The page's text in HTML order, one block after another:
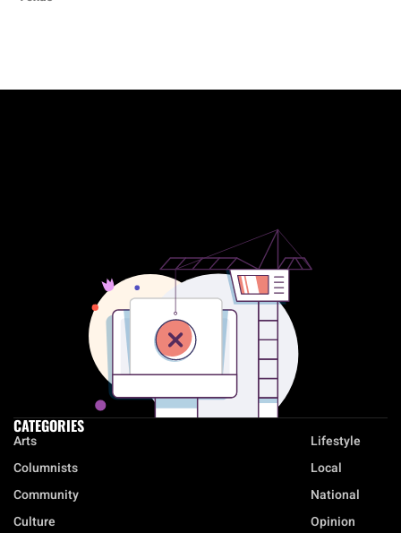
CATEGORIES
Arts
Columnists
Community
Culture
Lifestyle
Local
National
Opinion